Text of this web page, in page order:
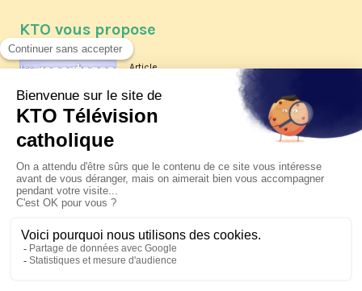
KTO vous propose
Article
Les reportages d'été 2026 de KTO
La visite pastorale du pape Léon
XIV à Assise à suivre sur KTO le
jeudi 6 août
Le pape en Uruguay, Argentine et
Pérou du 6 au 17 novembre 2026